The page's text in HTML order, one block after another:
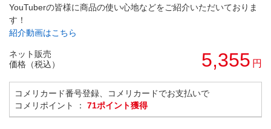
YouTuberの皆様に商品の使い心地などをご紹介いただいておりま
す！
紹介動画はこちら
ネット販売
価格（税込）
5,355 円
コメリカード番号登録、コメリカードでお支払いで
コメリポイント ： 71ポイント獲得